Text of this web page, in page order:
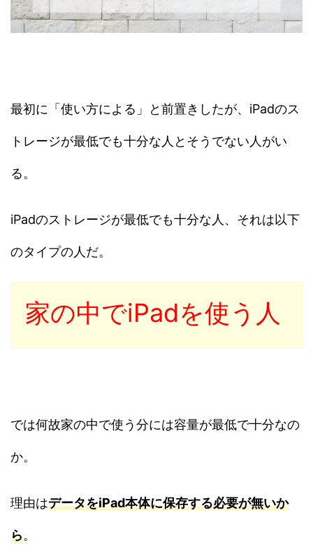
最初に「使い方による」と前置きしたが、iPadのス
トレージが最低でも十分な人とそうでない人がい
る。
iPadのストレージが最低でも十分な人、それは以下
のタイプの人だ。
家の中でiPadを使う人
では何故家の中で使う分には容量が最低で十分なの
か。
理由はデータをiPad本体に保存する必要が無いか
ら。